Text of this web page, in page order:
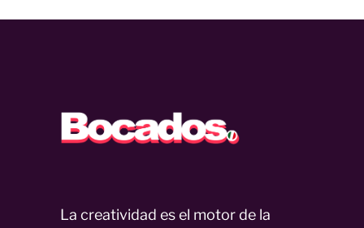
La creatividad es el motor de la